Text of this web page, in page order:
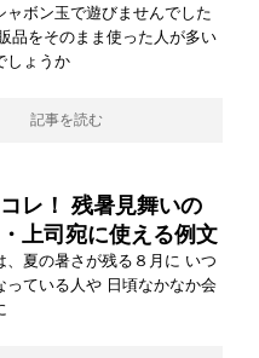
ャボン玉で遊びませんでした
品をそのまま使った人が多い
しょうか
記事を読む
レ！ 残暑見舞いの
上司宛に使える例文
、夏の暑さが残る８月に いつ
っている人や 日頃なかなか会